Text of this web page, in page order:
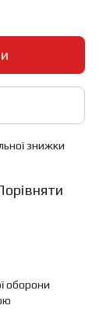
знижки
оборони